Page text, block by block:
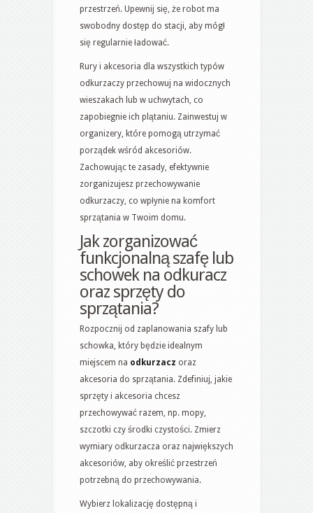
przestrzeń. Upewnij się, że robot ma
swobodny dostęp do stacji, aby mógł
się regularnie ładować.
Rury i akcesoria dla wszystkich typów
odkurzaczy przechowuj na widocznych
wieszakach lub w uchwytach, co
zapobiegnie ich plątaniu. Zainwestuj w
organizery, które pomogą utrzymać
porządek wśród akcesoriów.
Zachowując te zasady, efektywnie
zorganizujesz przechowywanie
odkurzaczy, co wpłynie na komfort
sprzątania w Twoim domu.
Jak zorganizować
funkcjonalną szafę lub
schowek na odkuracz
oraz sprzęty do
sprzątania?
Rozpocznij od zaplanowania szafy lub
schowka, który będzie idealnym
miejscem na odkurzacz oraz
akcesoria do sprzątania. Zdefiniuj, jakie
sprzęty i akcesoria chcesz
przechowywać razem, np. mopy,
szczotki czy środki czystości. Zmierz
wymiary odkurzacza oraz największych
akcesoriów, aby określić przestrzeń
potrzebną do przechowywania.
Wybierz lokalizację dostępną i